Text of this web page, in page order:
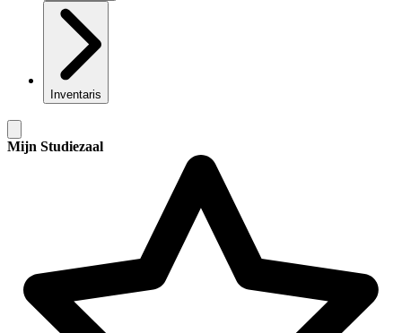
Inventaris
Mijn Studiezaal